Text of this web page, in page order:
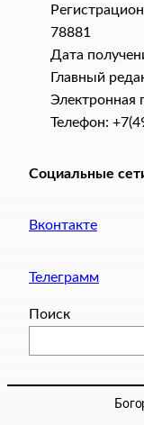
78881
Дата
Главный
Электронная
Телефон:
Социальные
Вконтакте
Телеграмм
Поиск